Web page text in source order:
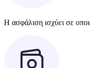
Η ασφάλιση ισχύει σε